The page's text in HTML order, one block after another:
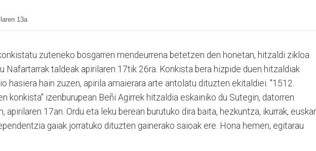
13a
zuteneko bosgarren mendeurrena betetzen den honetan, hitzaldi zikloa
Nafartarrak taldeak apirilaren 17tik 26ra. Konkista bera hizpide duen hitzaldiak
hasiera hain zuzen, apirila amaierara arte antolatu dituzten ekitaldiei. "1512.
konkista" izenburupean Beñi Agirrek hitzaldia eskainiko du Sutegin, datorren
apirilaren 17an. Ordu eta leku berean burutuko dira baita, hezkuntza, ikurrak,
gaiak jorratuko dituzten gainerako saioak ere. Hona hemen, egitarau